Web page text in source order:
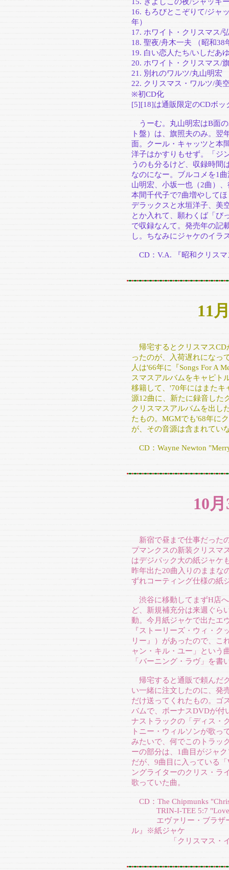
16. もろびとこぞりて/ジャ
年）
17. ホワイト・クリスマス/
18. 聖夜/舟木一夫 （昭和38
19. 白い恋人たち/いしだあ
20. ホワイト・クリスマス/
21. 別れのワルツ/丸山明宏
22. クリスマス・ワルツ/美
※初CD化
[5][18]は通販限定のCDボッ
うーむ。丸山明宏はB面の
ト盤）は、旗照夫のみ。翌
面。クール・キャッツと本
洋子はかすりもせず。「ジ
うのも分るけど、収録時間
なのになー。ブルコメを1
山明宏、小坂一也（2曲）
本間千代子で7曲増やして
デラックスと水垣洋子、美
とか入れて、願わくば「び
で収録なんて。発売年の記
し。ちなみにジャケのイラ
CD：V.A. 『昭和クリスマ
11
帰宅するとクリスマスCD
ったのが、入荷遅れになっ
人は'66年に『Songs For A
スマスアルバムをキャピト
移籍して、'70年にはまたキ
源12曲に、新たに録音した
クリスマスアルバムを出し
たもの。MGMでも'68年に
が、その音源は含まれてい
CD：Wayne Newton
10
新宿で昼まで仕事だった
プマンクスの新装クリスマ
はデジパック大の紙ジャケ
昨年出た20曲入りのままな
ずれコーティング仕様の紙
渋谷に移動してまずH店
ど、新規補充分は来週ぐら
動。今月紙ジャケで出たエ
『ストーリーズ・ウィ・
リー』）があったので、こ
ャン・キル・ユー」という
「バーニング・ラヴ」を書
帰宅すると通販で頼んだ
い一緒に注文したのに、発
だけ送ってくれたもの。ゴ
バムで、ボーナスDVDが付
ナストラックの「ディス・
トニー・ウィルソンが歌っ
みたいで、何でこのトラッ
ーの部分は、1曲目がジャ
だが、9曲目に入っている
ングライターのクリス・ラ
歌っていた曲。
CD：The Chipmunks
TRIN-I-TEE 5:7 "Love,
エヴァリー・ブラザー
ル』※紙ジャケ
「クリスマス・イヴ